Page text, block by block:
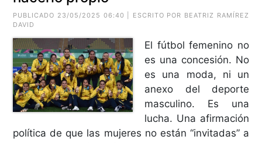
PUBLICADO 23/05/2025 06:40 | ESCRITO POR BEATRIZ RAMÍREZ
DAVID
El fútbol femenino no
es una concesión. No
es una moda, ni un
anexo del deporte
masculino. Es una
lucha. Una afirmación
política de que las mujeres no están “invitadas” a